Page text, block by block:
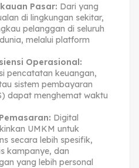
Pasar: Dari yang
di lingkungan sekitar,
pelanggan di seluruh
melalui platform
Operasional:
pencatatan keuangan,
sistem pembayaran
dapat menghemat waktu
Digital
UMKM untuk
secara lebih spesifik,
kampanye, dan
yang lebih personal